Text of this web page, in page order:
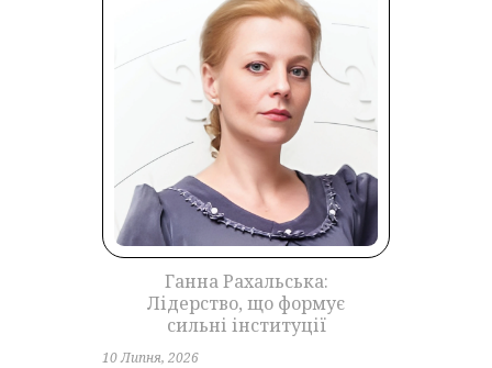
Ганна Рахальська:
Лідерство, що формує
сильні інституції
10 Липня, 2026